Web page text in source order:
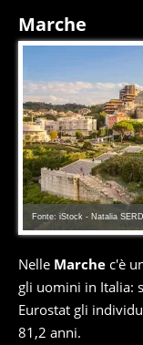
Marche
Fonte: iStock - Natalia
Nelle Marche c'è
gli uomini in Italia:
Eurostat gli
81,2 anni.